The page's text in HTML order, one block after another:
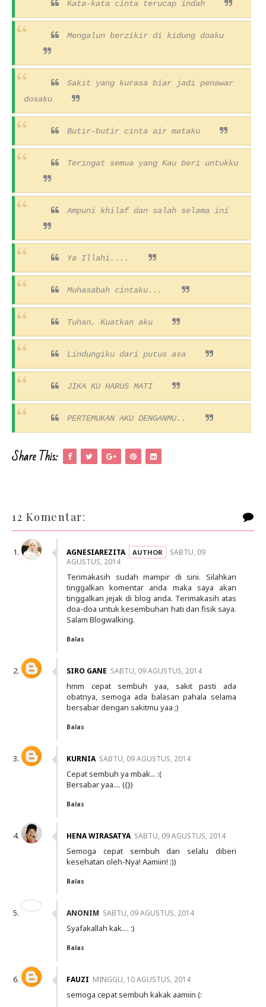
Kata-kata cinta terucap indah
Mengalun berzikir di kidung doaku
Sakit yang kurasa biar jadi penawar
dosaku
Butir-butir cinta air mataku
Teringat semua yang Kau beri untukku
Ampuni khilaf dan salah selama ini
Ya Illahi....
Muhasabah cintaku...
Tuhan, Kuatkan aku
Lindungiku dari putus asa
JIKA KU HARUS MATI
PERTEMUKAN AKU DENGANMU..
Share This:
12 Komentar:
AGNESIAREZITA
SABTU, 09
AGUSTUS, 2014
Terimakasih sudah mampir di sini. Silahkan
tinggalkan komentar anda maka saya akan
tinggalkan jejak di blog anda. Terimakasih atas
doa-doa untuk kesembuhan hati dan fisik saya.
Salam Blogwalking.
Balas
SIRO GANE SABTU, 09 AGUSTUS, 2014
hmm cepat sembuh yaa, sakit pasti ada
obatnya, semoga ada balasan pahala selama
bersabar dengan sakitmu yaa ;)
Balas
KURNIA SABTU, 09 AGUSTUS, 2014
Cepat sembuh ya mbak... :(
Bersabar yaa.... ({})
Balas
HENA WIRASATYA SABTU, 09 AGUSTUS, 2014
Semoga cepat sembuh dan selalu diberi
kesehatan oleh-Nya! Aamiin! :))
Balas
ANONIM SABTU, 09 AGUSTUS, 2014
Syafakallah kak.... :)
Balas
FAUZI MINGGU, 10 AGUSTUS, 2014
semoga cepat sembuh kakak aamiin (: